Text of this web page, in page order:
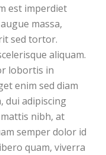
est imperdiet
massa,
sed tortor.
aliquam.
lobortis in
enim sed diam
dui adipiscing
nibh, at
semper dolor id
quam, viverra